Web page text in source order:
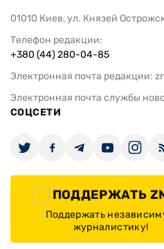
01010 Киев, ул. Князей
Телефон редакции:
+380 (44) 280-04-85
Электронная почта редакции:
Электронная почта службы
СОЦСЕТИ
ПОДДЕРЖАТЬ
Поддержать
журналистику!